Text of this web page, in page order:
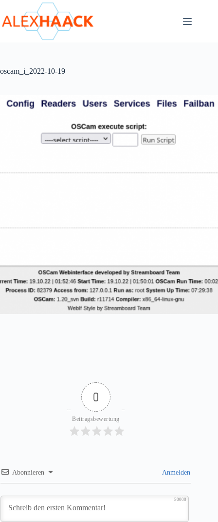
springen
oscam_i_2022-10-19
0
Beitragsbewertung
Abonnieren Anmelden
50000